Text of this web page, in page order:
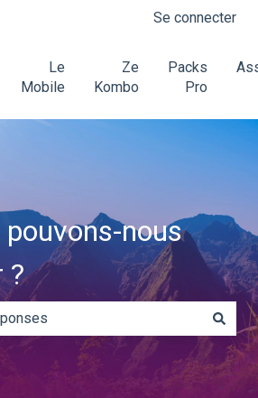
Se connecter
Le
Mobile
Ze
Kombo
Packs
Pro
nous
?
car le champ de recherche